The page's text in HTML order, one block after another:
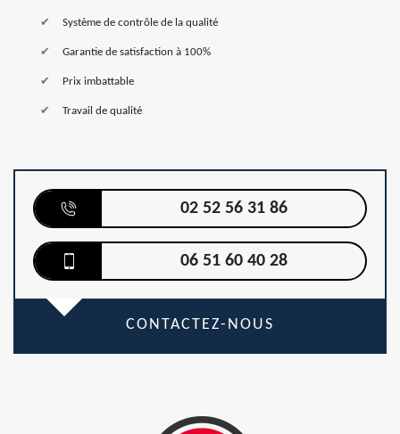
Système de contrôle de la qualité
Garantie de satisfaction à 100%
Prix imbattable
Travail de qualité
02 52 56 31 86
06 51 60 40 28
CONTACTEZ-NOUS